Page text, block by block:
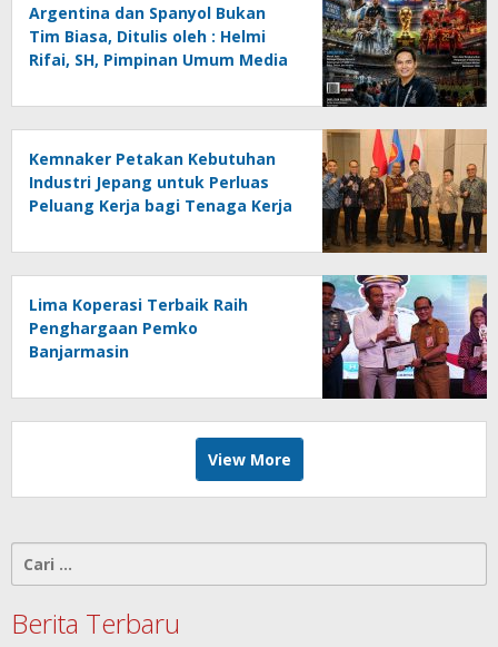
Argentina dan Spanyol Bukan
Tim Biasa, Ditulis oleh : Helmi
Rifai, SH, Pimpinan Umum Media
Kemnaker Petakan Kebutuhan
Industri Jepang untuk Perluas
Peluang Kerja bagi Tenaga Kerja
Lima Koperasi Terbaik Raih
Penghargaan Pemko
Banjarmasin
View More
untuk:
Berita Terbaru